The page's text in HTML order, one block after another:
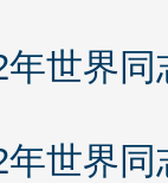
世界
世界